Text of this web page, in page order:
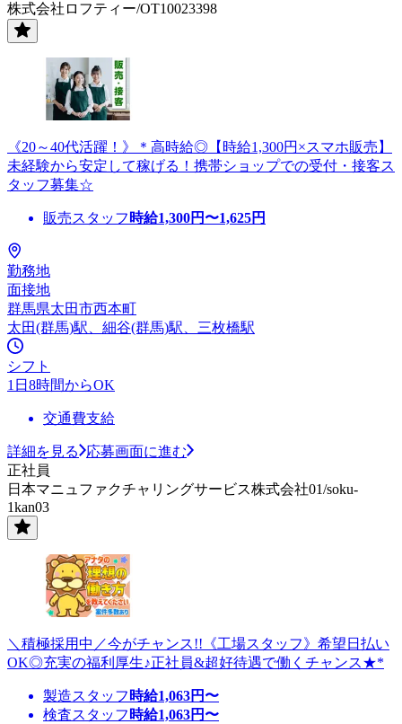
株式会社ロフティー/OT10023398
《20～40代活躍！》＊高時給◎【時給1,300円×スマホ販売】
未経験から安定して稼げる！携帯ショップでの受付・接客ス
タッフ募集☆
販売スタッフ 時給1,300円〜1,625円
勤務地
面接地
群馬県太田市西本町
太田(群馬)駅、細谷(群馬)駅、三枚橋駅
シフト
1日8時間からOK
交通費支給
詳細を見る
応募画面に進む
正社員
日本マニュファクチャリングサービス株式会社01/soku-
1kan03
＼積極採用中／今がチャンス!!《工場スタッフ》希望日払い
OK◎充実の福利厚生♪正社員&超好待遇で働くチャンス★*
製造スタッフ 時給1,063円〜
検査スタッフ 時給1,063円〜